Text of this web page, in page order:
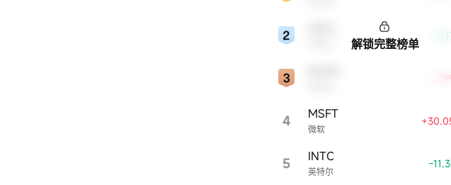
显著影响。
-
4 微软
MSFT
5 英特尔
INTC -
解锁完整榜单